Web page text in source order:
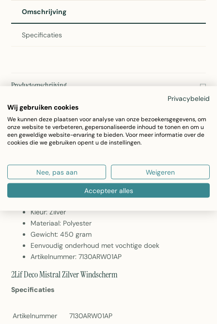
Omschrijving
Specificaties
Productomschrijving
2Lif Deco Mistral Zilver Windscherm
Het elegante Deco Mistral windscherm van 2Lif in zilver is het
perfecte accessoire voor je terras of balkon. Met afmetingen
van 145 cm x 2 meter biedt dit polyester windscherm stijlvolle
geeft je woonruimte een moderne uitstraling.
Afmeting: 145 cm x 2 meter
Kleur: Zilver
Materiaal: Polyester
Gewicht: 450 gram
Eenvoudig onderhoud met vochtige doek
Artikelnummer: 7130ARW01AP
2Lif Deco Mistral Zilver Windscherm
Specificaties
Artikelnummer
7130ARW01AP
Privacybeleid
Wij gebruiken cookies
We kunnen deze plaatsen voor analyse van onze bezoekersgegevens, om
onze website te verbeteren, gepersonaliseerde inhoud te tonen en om u
een geweldige website-ervaring te bieden. Voor meer informatie over de
cookies die we gebruiken opent u de instellingen.
Nee, pas aan Weigeren
Accepteer alles